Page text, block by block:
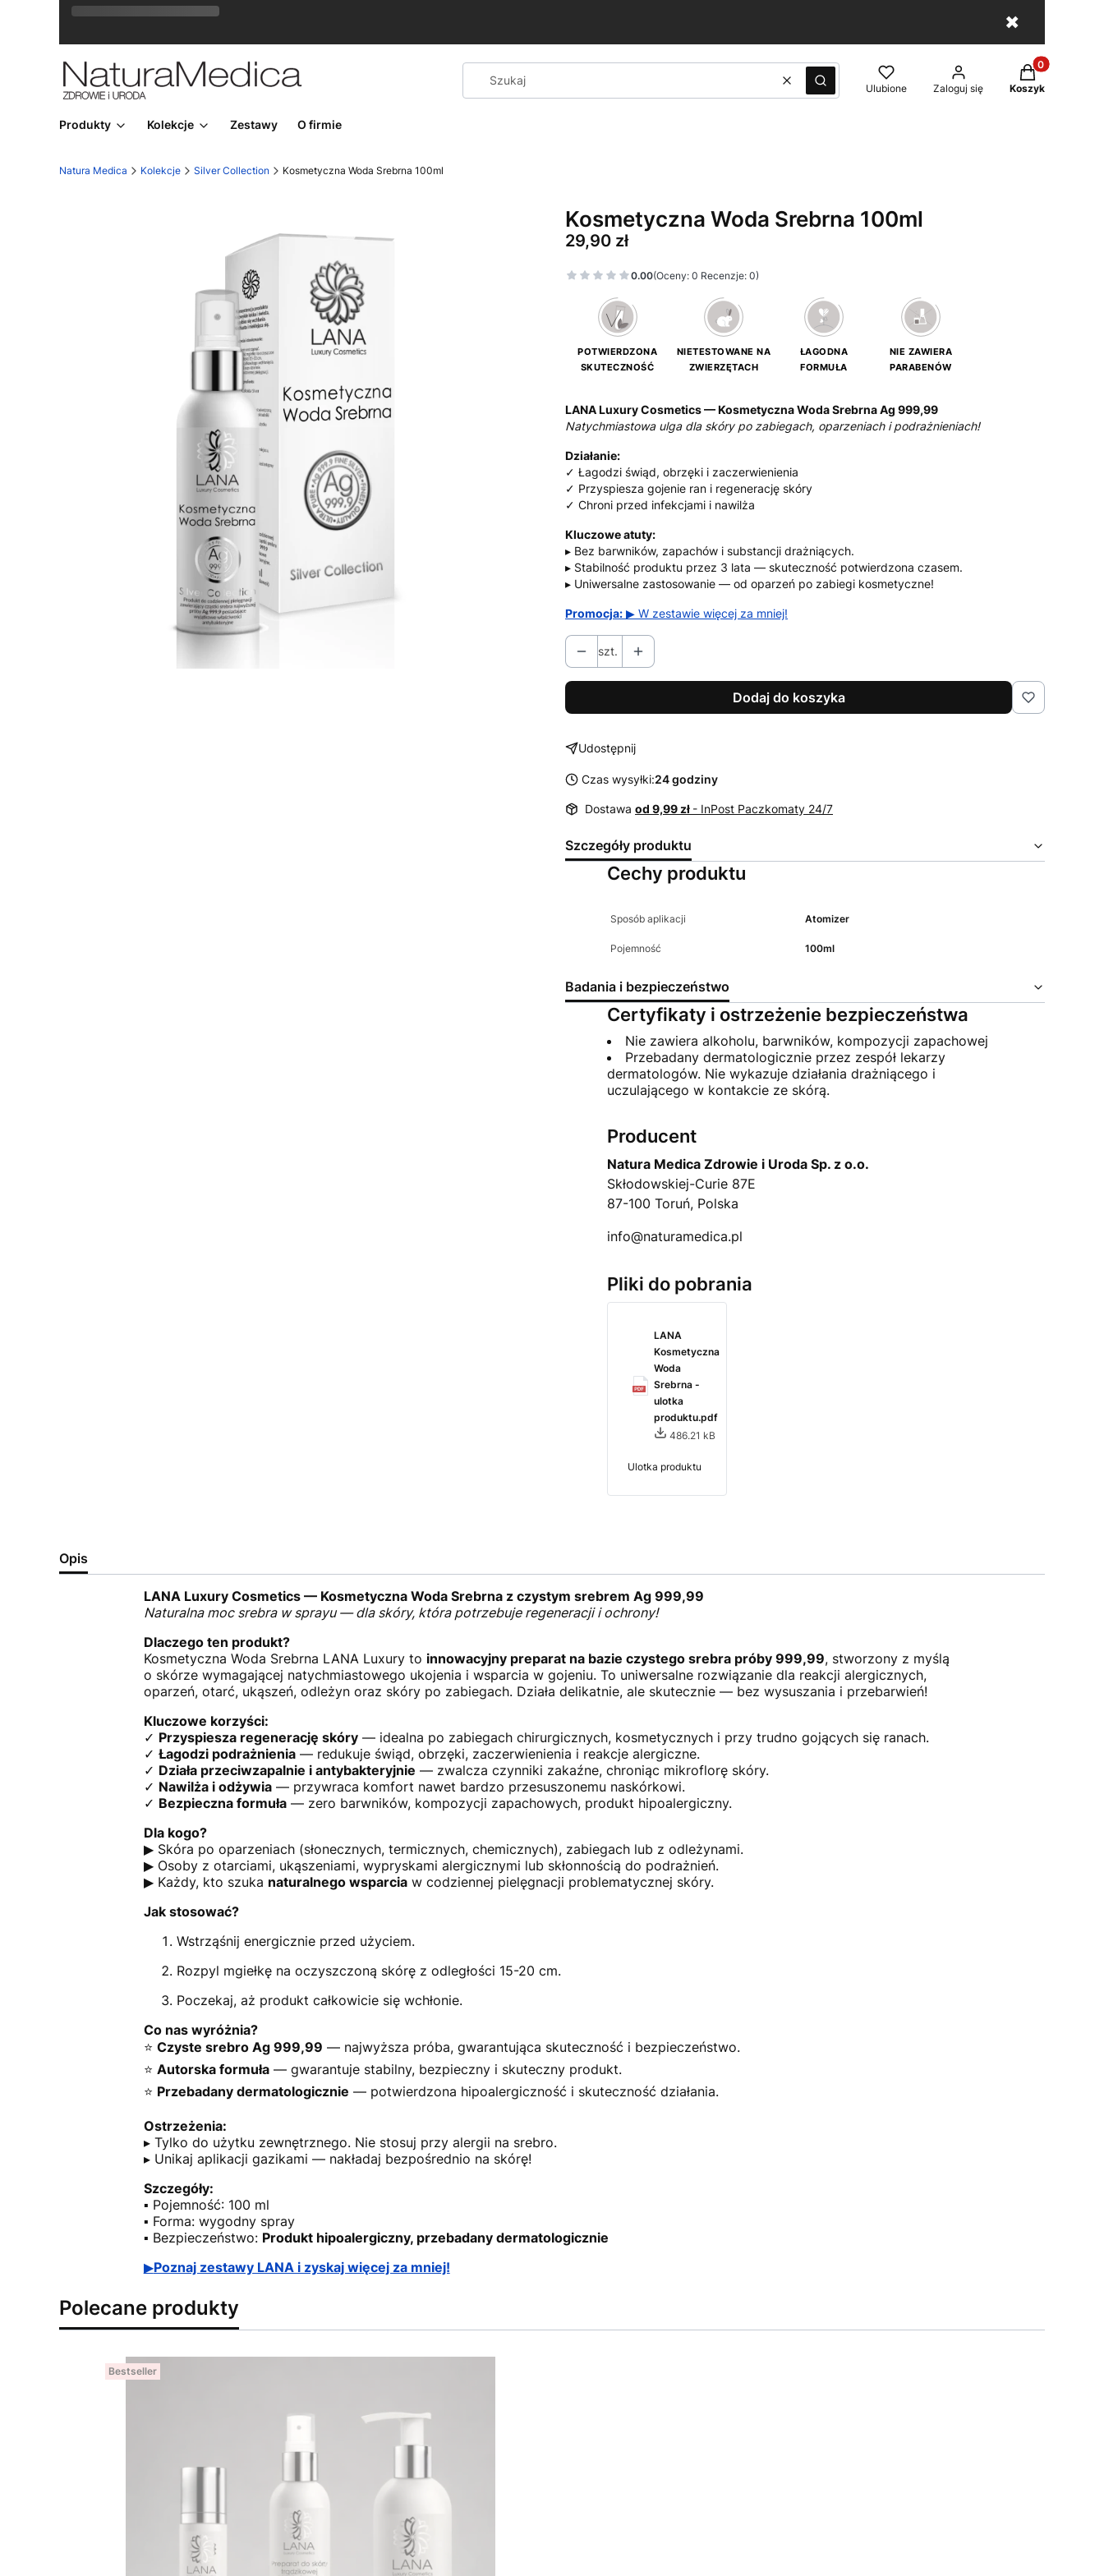
Rozkwitaj na wiosnę! Z kodem ✖
WyczyśćSzukaj Ulubione Zaloguj się
Produkty w
Koszyk
Produkty Kolekcje Zestawy O firmie
Natura Medica Kolekcje Silver Collection Kosmetyczna Woda Srebrna 100ml
Kosmetyczna Woda Srebrna 100ml
Cena
29,90 zł
0.00(Oceny: 0 Recenzje: 0)
POTWIERDZONA
SKUTECZNOŚĆ
NIETESTOWANE NA
ZWIERZĘTACH
ŁAGODNA
FORMUŁA
NIE ZAWIERA
PARABENÓW
LANA Luxury Cosmetics — Kosmetyczna Woda Srebrna Ag 999,99
Natychmiastowa ulga dla skóry po zabiegach, oparzeniach i podrażnieniach!
Działanie:
✓ Łagodzi świąd, obrzęki i zaczerwienienia
✓ Przyspiesza gojenie ran i regenerację skóry
✓ Chroni przed infekcjami i nawilża
Kluczowe atuty:
▸ Bez barwników, zapachów i substancji drażniących.
▸ Stabilność produktu przez 3 lata — skuteczność potwierdzona czasem.
▸ Uniwersalne zastosowanie — od oparzeń po zabiegi kosmetyczne!
Promocja: ▶ W zestawie więcej za mniej!
szt.
Dodaj do koszyka
Udostępnij
Czas wysyłki:24 godziny
Dostawa od 9,99 zł - InPost Paczkomaty 24/7
Szczegóły produktu
Cechy produktu
Sposób aplikacji Atomizer
Pojemność 100ml
Badania i bezpieczeństwo
Certyfikaty i ostrzeżenie bezpieczeństwa
Nie zawiera alkoholu, barwników, kompozycji zapachowej
Przebadany dermatologicznie przez zespół lekarzy
dermatologów. Nie wykazuje działania drażniącego i
uczulającego w kontakcie ze skórą.
Producent
Natura Medica Zdrowie i Uroda Sp. z o.o.
Skłodowskiej-Curie 87E
87-100 Toruń, Polska
info@naturamedica.pl
Pliki do pobrania
LANA
Kosmetyczna
Woda
Srebrna -
ulotka
produktu.pdf
486.21 kB
Ulotka produktu
Opis
LANA Luxury Cosmetics — Kosmetyczna Woda Srebrna z czystym srebrem Ag 999,99
Naturalna moc srebra w sprayu — dla skóry, która potrzebuje regeneracji i ochrony!
Dlaczego ten produkt?
Kosmetyczna Woda Srebrna LANA Luxury to innowacyjny preparat na bazie czystego srebra próby 999,99, stworzony z myślą
o skórze wymagającej natychmiastowego ukojenia i wsparcia w gojeniu. To uniwersalne rozwiązanie dla reakcji alergicznych,
oparzeń, otarć, ukąszeń, odleżyn oraz skóry po zabiegach. Działa delikatnie, ale skutecznie — bez wysuszania i przebarwień!
Kluczowe korzyści:
✓ Przyspiesza regenerację skóry— idealna po zabiegach chirurgicznych, kosmetycznych i przy trudno gojących się ranach.
✓ Łagodzi podrażnienia— redukuje świąd, obrzęki, zaczerwienienia i reakcje alergiczne.
✓ Działa przeciwzapalnie i antybakteryjnie — zwalcza czynniki zakaźne, chroniąc mikroflorę skóry.
✓ Nawilża i odżywia— przywraca komfort nawet bardzo przesuszonemu naskórkowi.
✓ Bezpieczna formuła— zero barwników, kompozycji zapachowych, produkt hipoalergiczny.
Dla kogo?
▶ Skóra po oparzeniach (słonecznych, termicznych, chemicznych), zabiegach lub z odleżynami.
▶ Osoby z otarciami, ukąszeniami, wypryskami alergicznymi lub skłonnością do podrażnień.
▶ Każdy, kto szuka naturalnego wsparciaw codziennej pielęgnacji problematycznej skóry.
Jak stosować?
Wstrząśnij energicznie przed użyciem.
Rozpyl mgiełkę na oczyszczoną skórę z odległości 15-20 cm.
Poczekaj, aż produkt całkowicie się wchłonie.
Co nas wyróżnia?
⭐ Czyste srebro Ag 999,99 — najwyższa próba, gwarantująca skuteczność i bezpieczeństwo.
⭐ Autorska formuła— gwarantuje stabilny, bezpieczny i skuteczny produkt.
⭐ Przebadany dermatologicznie — potwierdzona hipoalergiczność i skuteczność działania.
Ostrzeżenia:
▸ Tylko do użytku zewnętrznego. Nie stosuj przy alergii na srebro.
▸ Unikaj aplikacji gazikami — nakładaj bezpośrednio na skórę!
Szczegóły:
▪ Pojemność: 100 ml
▪ Forma: wygodny spray
▪ Bezpieczeństwo: Produkt hipoalergiczny, przebadany dermatologicznie
▶Poznaj zestawy LANA i zyskaj więcej za mniej!
Polecane produkty
Bestseller